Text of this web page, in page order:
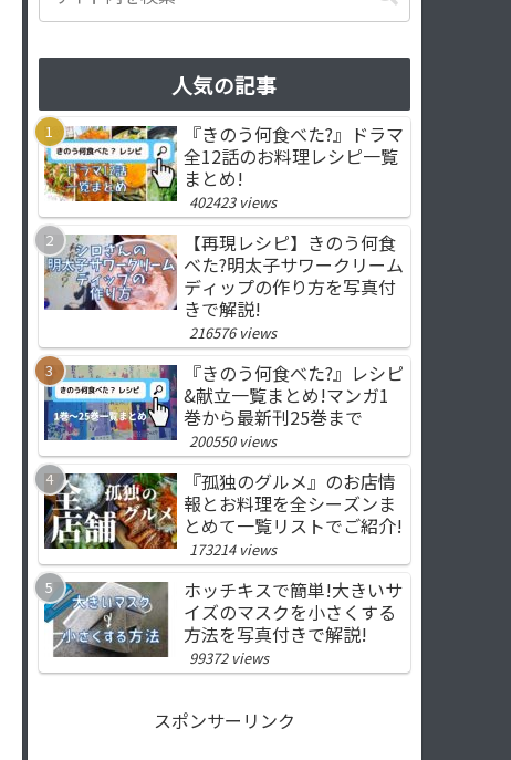
人気の記事
『きのう何食べた?』ドラマ
全12話のお料理レシピ一覧
まとめ!
402423 views
【再現レシピ】きのう何食
べた?明太子サワークリーム
ディップの作り方を写真付
きで解説!
216576 views
『きのう何食べた?』レシピ
&献立一覧まとめ!マンガ1
巻から最新刊25巻まで
200550 views
『孤独のグルメ』のお店情
報とお料理を全シーズンま
とめて一覧リストでご紹介!
173214 views
ホッチキスで簡単!大きいサ
イズのマスクを小さくする
方法を写真付きで解説!
99372 views
スポンサーリンク